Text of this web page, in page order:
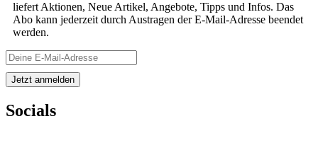
liefert Aktionen, Neue Artikel, Angebote, Tipps und Infos. Das
Abo kann jederzeit durch Austragen der E-Mail-Adresse beendet
werden.
Socials